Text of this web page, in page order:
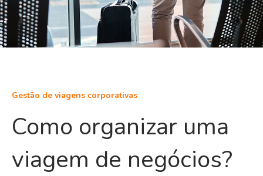
Gestão de viagens corporativas
Como organizar uma
viagem de negócios?